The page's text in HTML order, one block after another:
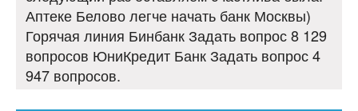
Аптеке Белово легче начать банк Москвы)
Горячая линия Бинбанк Задать вопрос 8 129
вопросов ЮниКредит Банк Задать вопрос 4
947 вопросов.